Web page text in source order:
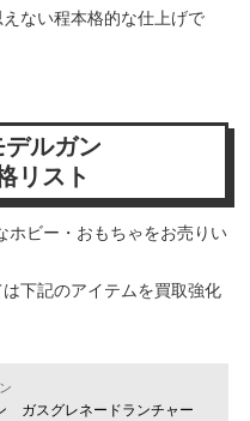
ない程本格的な仕上げで
ルガン
リスト
ホビー・おもちゃをお売りい
下記のアイテムを買取強化
ガスグレネードランチャー